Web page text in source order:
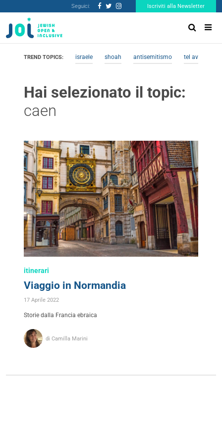
Seguici: Iscriviti alla Newsletter
TREND TOPICS: israele shoah antisemitismo tel aviv
Hai selezionato il topic:
caen
itinerari
Viaggio in Normandia
17 Aprile 2022
Storie dalla Francia ebraica
di Camilla Marini